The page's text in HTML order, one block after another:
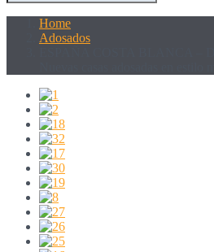
Home
Adosados